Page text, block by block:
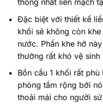
thống nhất liền mạch
Đặc biệt với thiết kế
khối sẽ không còn
nước. Phần khe hở
thường rất khó vệ
Bồn cầu 1 khối rất
phòng tắm rộng bởi
thoải mái cho người